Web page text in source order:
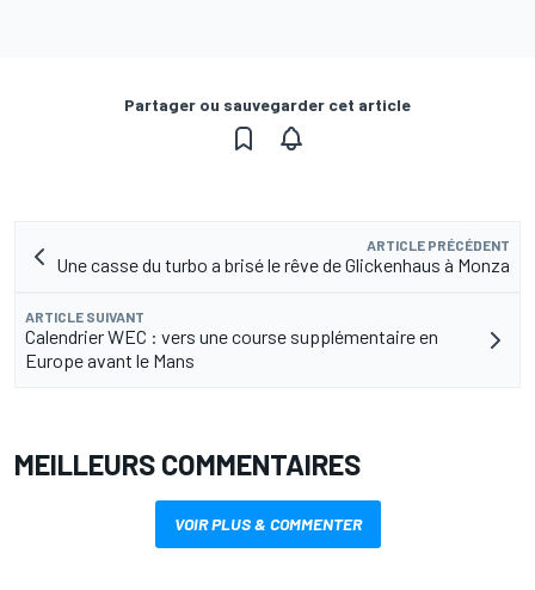
Partager ou sauvegarder cet article
ARTICLE PRÉCÉDENT
Une casse du turbo a brisé le rêve de Glickenhaus à Monza
ARTICLE SUIVANT
Calendrier WEC : vers une course supplémentaire en
Europe avant le Mans
MEILLEURS COMMENTAIRES
VOIR PLUS & COMMENTER